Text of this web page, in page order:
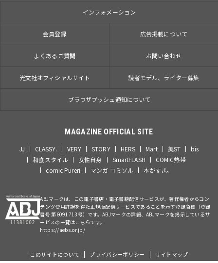
インフォメーション
会員登録 広告掲載について
よくあるご質問 お問い合わせ
光文社オフィシャルサイト 読者モデル、ライター募集
ブラウザプッシュ通知について
MAGAZINE OFFICIAL SITE
JJ CLASSY. VERY STORY HERS Mart 美ST
bis
和食スタイル
女性自身 SmartFLASH
COMIC熱帯
comic Pureri
マンガ コミソル 本がすき。
ABJマークは、この電子書店・電子書籍配信サービスが、著作権者からコン
テンツ使用許諾を得た正規版配信サービスであることを示す登録商標（登録
番号 第6091713号）です。ABJマークの詳細、ABJマークを掲示しているサ
ービスの一覧はこちらです。
https://aebs.or.jp/
このサイトについて プライバシーポリシー サイトマップ